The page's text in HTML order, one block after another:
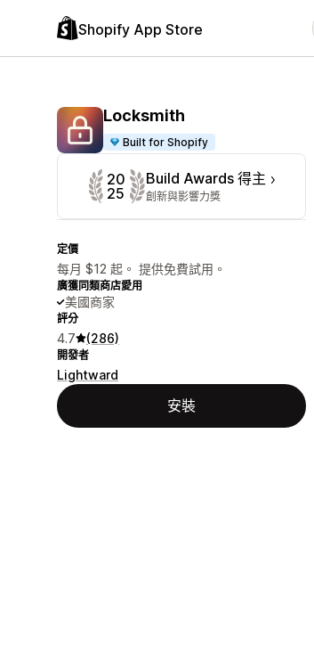
Shopify App Store
Locksmith
Built for Shopify
20
25
Build Awards 得主
創新與影響力獎
定價
每月 $12 起。 提供免費試用。
廣獲同類商店愛用
美國商家
評分
4.7 (286)
開發者
Lightward
安裝